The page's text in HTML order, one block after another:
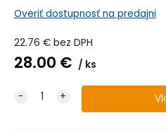
Overiť dostupnosť na predajni
22.76 € bez DPH
28.00 € ks